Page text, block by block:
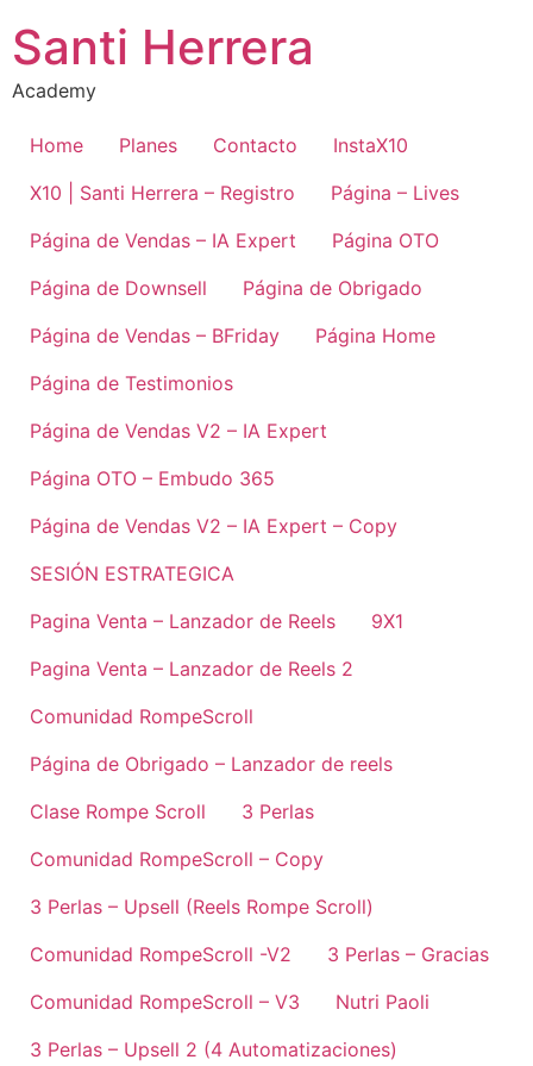
Santi Herrera
Academy
Home Planes Contacto
InstaX10
X10 | Santi Herrera – Registro
Página – Lives
Página de Vendas – IA Expert
Página OTO
Página de Downsell
Página de Obrigado
Página de Vendas – BFriday
Página Home
Página de Testimonios
Página de Vendas V2 – IA Expert
Página OTO – Embudo 365
Página de Vendas V2 – IA Expert – Copy
SESIÓN ESTRATEGICA
Pagina Venta – Lanzador de Reels
9X1
Pagina Venta – Lanzador de Reels 2
Comunidad RompeScroll
Página de Obrigado – Lanzador de reels
Clase Rompe Scroll
3 Perlas
Comunidad RompeScroll – Copy
3 Perlas – Upsell (Reels Rompe Scroll)
Comunidad RompeScroll -V2
3 Perlas – Gracias
Comunidad RompeScroll – V3
Nutri Paoli
3 Perlas – Upsell 2 (4 Automatizaciones)